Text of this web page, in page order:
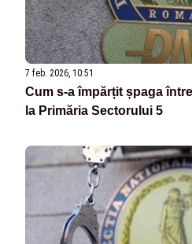
7 feb. 2026, 10:51
Cum s-a împărțit șpaga
la Primăria Sectorului 5